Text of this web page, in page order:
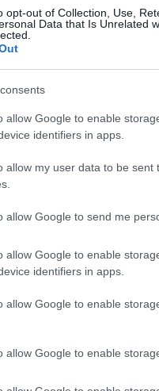
opt-out of Collection, Use,
Data that Is Unrelated
allow Google to enable
identifiers in apps.
allow my user data to be
allow Google to send me
allow Google to enable
identifiers in apps.
allow Google to enable
allow Google to enable
Det er ikke